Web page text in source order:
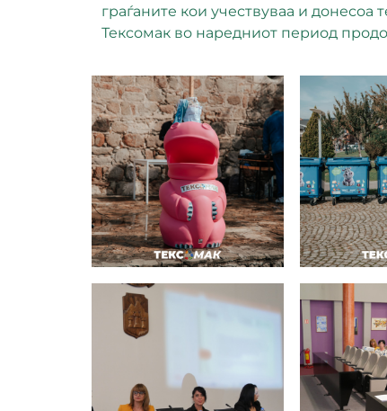
граѓаните кои учествуваа и донесоа
Тексомак во наредниот период